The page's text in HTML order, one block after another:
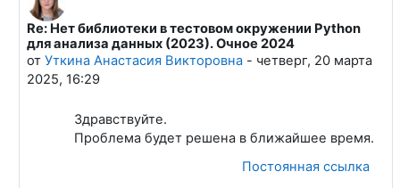
В ответ на Пермяков Егор Андреевич
Re: Нет библиотеки в тестовом окружении Python
для анализа данных (2023). Очное 2024
от Уткина Анастасия Викторовна- четверг, 20 марта
2025, 16:29
Здравствуйте.
Проблема будет решена в ближайшее время.
Постоянная ссылка